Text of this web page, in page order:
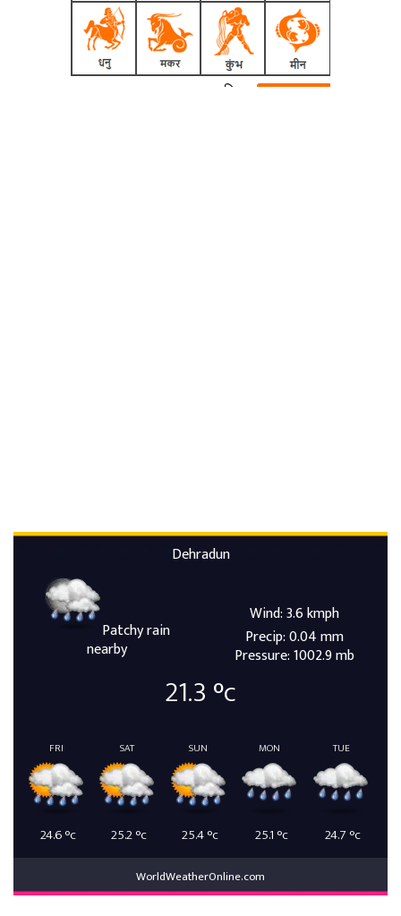
Dehradun
Patchy rain
nearby
Wind: 3.6 kmph
Precip: 0.04 mm
Pressure: 1002.9 mb
21.3°c
FRI
24.6°c
SAT
25.2°c
SUN
25.4°c
MON
25.1 °c
TUE
24.7 °c
WorldWeatherOnline.com